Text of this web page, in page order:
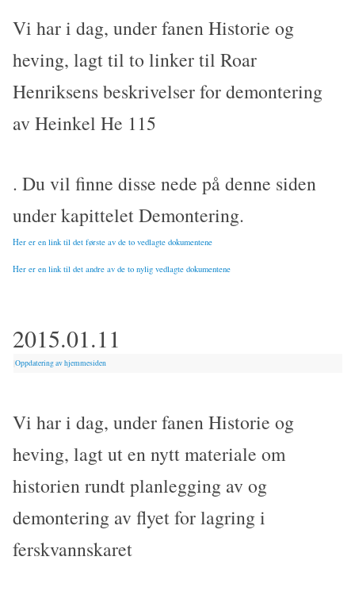
Vi har i dag, under fanen Historie og
heving, lagt til to linker til Roar
Henriksens beskrivelser for demontering
av Heinkel He 115
. Du vil finne disse nede på denne siden
under kapittelet Demontering.
Her er en link til det første av de to vedlagte dokumentene
Her er en link til det andre av de to nylig vedlagte dokumentene
2015.01.11
|Oppdatering av hjemmesiden
Vi har i dag, under fanen Historie og
heving, lagt ut en nytt materiale om
historien rundt planlegging av og
demontering av flyet for lagring i
ferskvannskaret